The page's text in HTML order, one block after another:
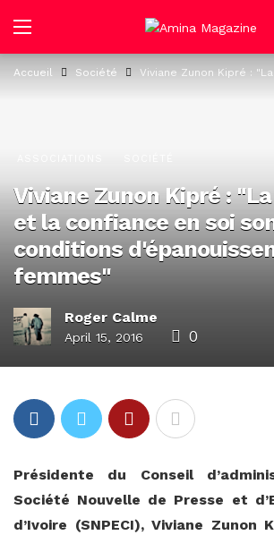
Accueil Société Viviane Zunon Kipré :
Viviane Zunon Kipré :
et la confiance en soi
conditions
femmes"
Roger Calme
April 15, 2016 0
Présidente du Conseil
Société Nouvelle de Presse et
d’Ivoire (SNPECI), Viviane Zunon